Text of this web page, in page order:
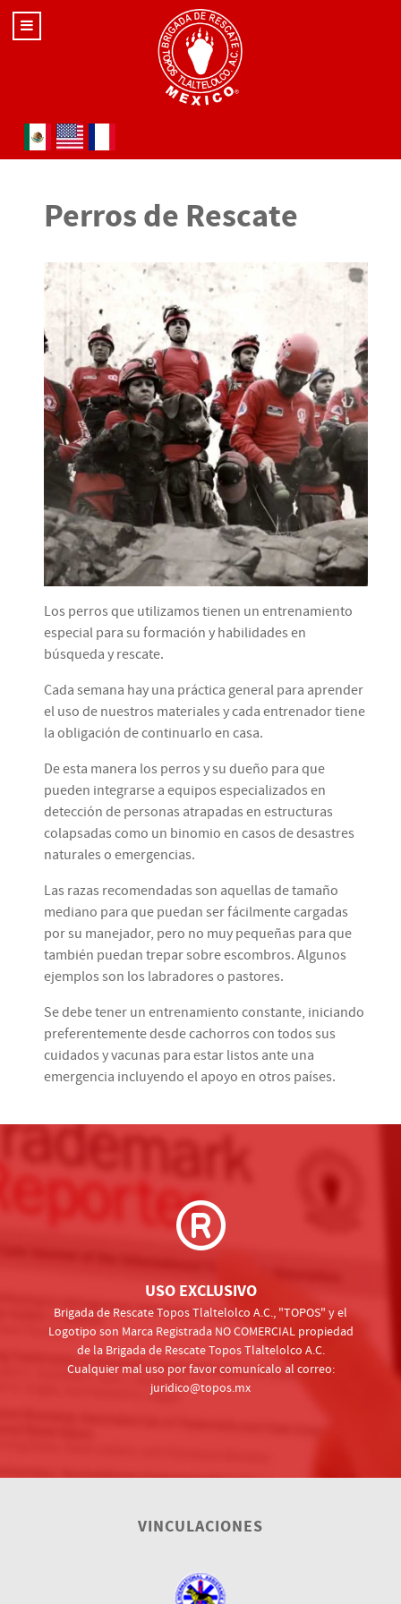
Seleccione su idioma
Perros de Rescate
Los perros que utilizamos tienen un entrenamiento
especial para su formación y habilidades en
búsqueda y rescate.
Cada semana hay una práctica general para aprender
el uso de nuestros materiales y cada entrenador tiene
la obligación de continuarlo en casa.
De esta manera los perros y su dueño para que
pueden integrarse a equipos especializados en
detección de personas atrapadas en estructuras
colapsadas como un binomio en casos de desastres
naturales o emergencias.
Las razas recomendadas son aquellas de tamaño
mediano para que puedan ser fácilmente cargadas
por su manejador, pero no muy pequeñas para que
también puedan trepar sobre escombros. Algunos
ejemplos son los labradores o pastores.
Se debe tener un entrenamiento constante, iniciando
preferentemente desde cachorros con todos sus
cuidados y vacunas para estar listos ante una
emergencia incluyendo el apoyo en otros países.
USO EXCLUSIVO
Brigada de Rescate Topos Tlaltelolco A.C., "TOPOS" y el
Logotipo son Marca Registrada NO COMERCIAL propiedad
de la Brigada de Rescate Topos Tlaltelolco A.C.
Cualquier mal uso por favor comunícalo al correo:
juridico@topos.mx
VINCULACIONES